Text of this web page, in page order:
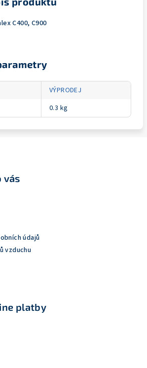
C400, C900
VÝPRODEJ
0.3 kg
vás
údajů
vzduchu
platby